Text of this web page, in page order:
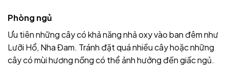
Phòng ngủ
Ưu tiên những cây có khả năng nhả oxy vào ban đêm như
Lưỡi Hổ, Nha Đam. Tránh đặt quá nhiều cây hoặc những
cây có mùi hương nồng có thể ảnh hưởng đến giấc ngủ.